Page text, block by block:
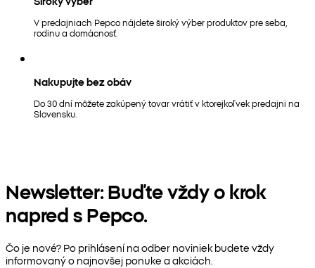
V predajniach Pepco nájdete široký výber produktov pre seba,
rodinu a domácnosť.
Nakupujte bez obáv
Do 30 dní môžete zakúpený tovar vrátiť v ktorejkoľvek predajni na
Slovensku.
Newsletter: Buďte vždy o krok
napred s Pepco.
Čo je nové? Po prihlásení na odber noviniek budete vždy
informovaný o najnovšej ponuke a akciách.